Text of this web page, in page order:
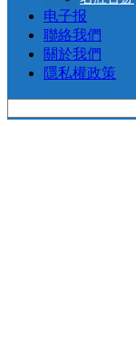
电子报
聯絡我們
關於我們
隱私權政策